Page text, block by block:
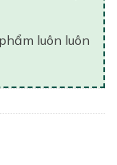
luôn luôn